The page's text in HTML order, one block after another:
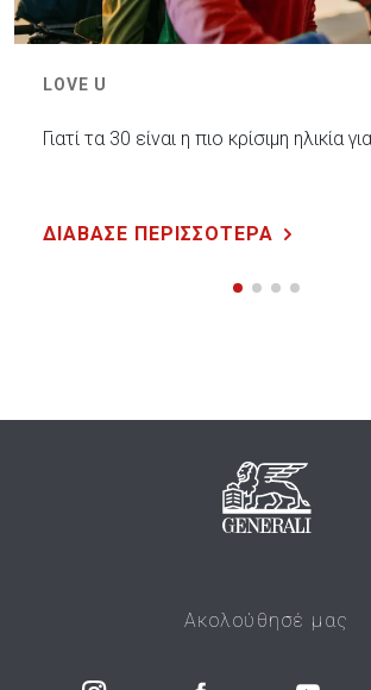
LOVE U
Γιατί τα 30 είναι η πιο κρίσιμη ηλικία
ΔΙΑΒΑΣΕ ΠΕΡΙΣΣΟΤΕΡΑ
Ακολούθησέ μας